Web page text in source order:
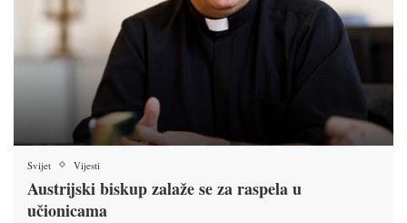
Svijet Vijesti
Austrijski biskup zalaže se za raspela u
učionicama